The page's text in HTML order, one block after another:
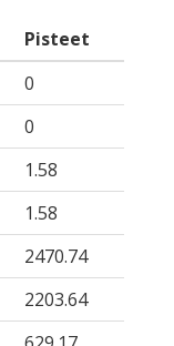
Pisteet
0
0
1.58
1.58
2470.74
2203.64